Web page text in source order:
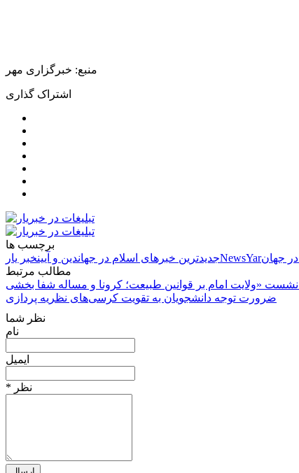
منبع: خبرگزاری مهر
اشتراک گذاری
برچسب ها
جدیدترین خبرهای اسلام در جهاندین و آیینخبر یار NewsYarجهان
مطالب مرتبط
ضرورت توجه دانشجویان به تقویت کرسی‌های نظریه پردازی
نظر شما
نام
ایمیل
* نظر